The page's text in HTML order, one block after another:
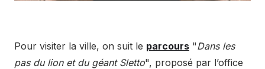
Pour visiter la ville, on suit le parcours "Dans les
pas du lion et du géant Sletto", proposé par l’office